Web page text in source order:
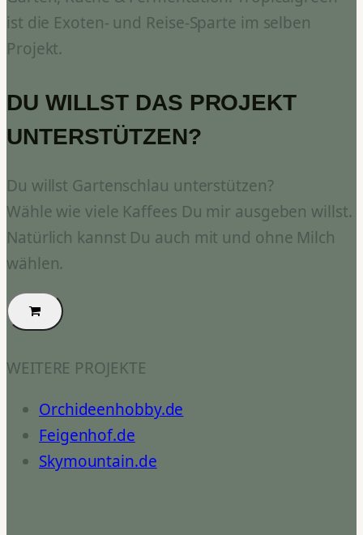
ist die Exoten- und Reise-Sparte im selben
Projekt.
DU WILLST DAS PROJEKT
UNTERSTÜTZEN?
Du willst Gartenschlau unterstützen?
Wähle wie viele Kaffees Du mir ausgeben willst.
Natürlich kannst Du auch mit und ohne Milch
wählen.
WEITERE PROJEKTE
Orchideenhobby.de
Feigenhof.de
Skymountain.de